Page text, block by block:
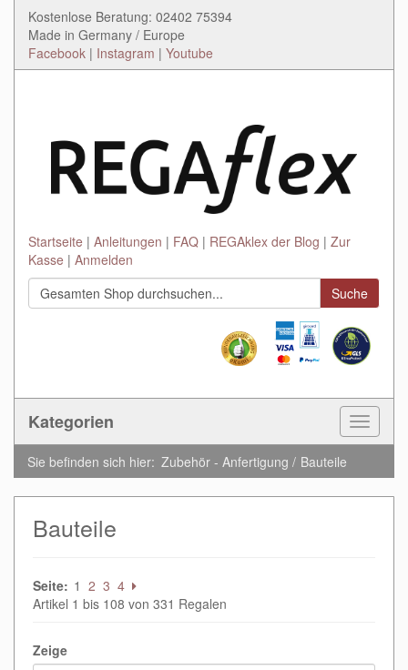
Kostenlose Beratung: 02402 75394
Made in Germany / Europe
Facebook | Instagram | Youtube
Startseite Anleitungen FAQ REGAklex der Blog
Zur
Kasse
Anmelden
Suche
Kategorien
Toggle
Sie befinden sich hier: Zubehör - Anfertigung Bauteile
Bauteile
Seite: 1 2 3 4
Artikel 1 bis 108 von 331 Regalen
Zeige